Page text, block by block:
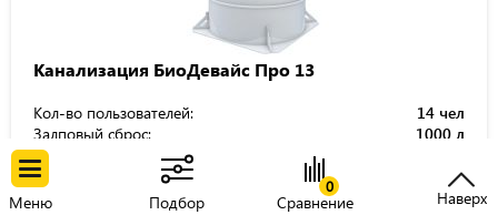
Канализация БиоДевайс Про 13
Кол-во пользователей:
14 чел
Залповый сброс:
1000 л
Объём переработки:
Тип отвода:
самотечный
Глубина залегания трубы:
от 60 до 65 см
Меню Подбор
0
Сравнение Наверх